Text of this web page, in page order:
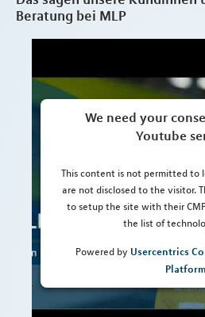
Beratung bei MLP
We need your
Youtube
This content is not permitted to
are not disclosed to the visitor.
to setup the site with their
the list of
Powered by Usercentrics
Platform